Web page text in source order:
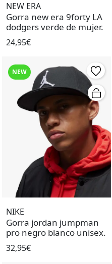
NEW ERA
Gorra new era 9forty LA
dodgers verde de mujer.
24,95€
NEW
NIKE
Gorra jordan jumpman
pro negro blanco unisex.
32,95€